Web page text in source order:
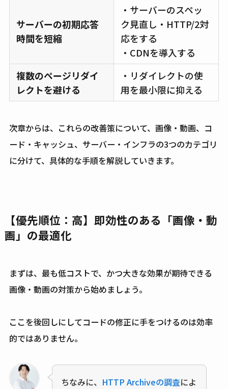
サーバーの初期応答
時間を短縮
・サーバーのスペッ
ク見直し・HTTP/2対
応をする
・CDNを導入する
複数のページリダイ
レクトを避ける
・リダイレクトの使
用を最小限に抑える
次章からは、これらの改善策について、画像・動画、コ
ード・キャッシュ、サーバー・インフラの3つのカテゴリ
に分けて、具体的な手順を解説していきます。
【優先順位：高】即効性のある「画像・動
画」の最適化
まずは、最も低コストで、かつ大きな効果が期待できる
画像・動画の対策から始めましょう。
ここを後回しにしてコードの修正に手をつけるのは効率
的ではありません。
ちなみに、 HTTP Archiveの調査によ